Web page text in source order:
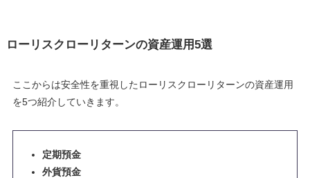
ローリスクローリターンの資産運用5選
ここからは安全性を重視したローリスクローリターンの資産運用
を5つ紹介していきます。
定期預金
外貨預金